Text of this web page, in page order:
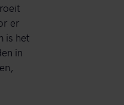
er
is het
in